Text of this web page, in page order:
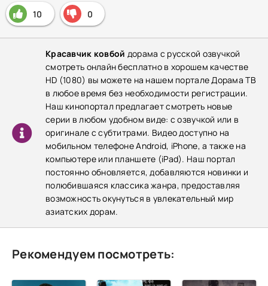
10 0
Красавчик ковбой дорама с русской озвучкой
смотреть онлайн бесплатно в хорошем качестве
HD (1080) вы можете на нашем портале Дорама ТВ
в любое время без необходимости регистрации.
Наш кинопортал предлагает смотреть новые
серии в любом удобном виде: с озвучкой или в
оригинале с субтитрами. Видео доступно на
мобильном телефоне Android, iPhone, а также на
компьютере или планшете (iPad). Наш портал
постоянно обновляется, добавляются новинки и
полюбившаяся классика жанра, предоставляя
возможность окунуться в увлекательный мир
азиатских дорам.
Рекомендуем посмотреть: